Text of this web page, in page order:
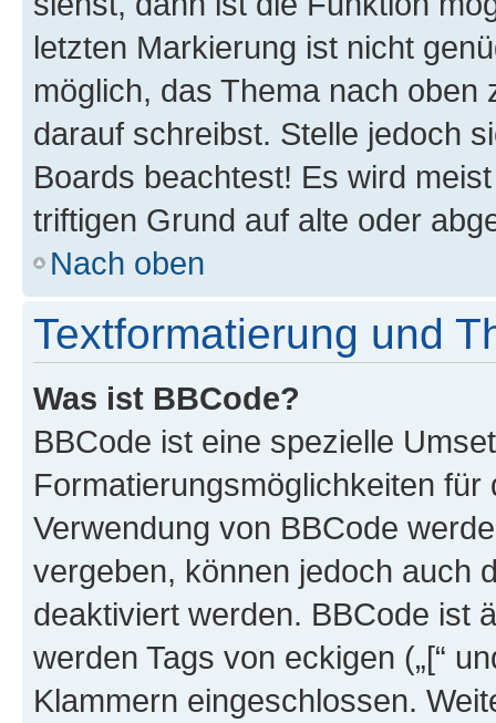
letzten Markierung ist nicht
möglich, das Thema nach oben
darauf schreibst. Stelle jedoch
Boards beachtest! Es wird
triftigen Grund auf alte oder
Nach oben
Textformatierung und
Was ist BBCode?
BBCode ist eine spezielle
Formatierungsmöglichkeiten
Verwendung von BBCode
vergeben, können jedoch auch
deaktiviert werden. BBCode ist
werden Tags von eckigen („[“
Klammern eingeschlossen.